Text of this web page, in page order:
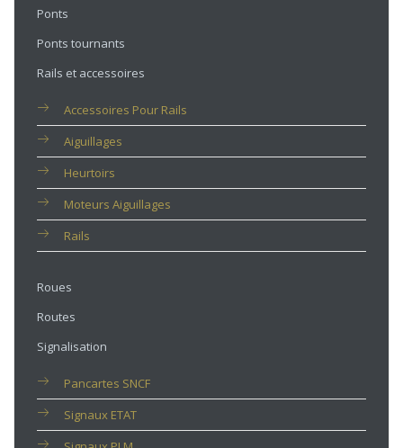
Ponts
Ponts tournants
Rails et accessoires
Accessoires Pour Rails
Aiguillages
Heurtoirs
Moteurs Aiguillages
Rails
Roues
Routes
Signalisation
Pancartes SNCF
Signaux ETAT